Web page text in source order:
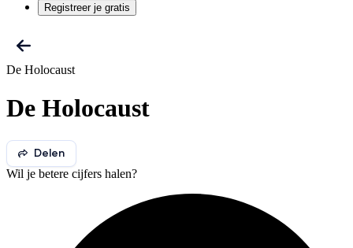
Registreer je gratis
De Holocaust
De Holocaust
Delen
Wil je betere cijfers halen?